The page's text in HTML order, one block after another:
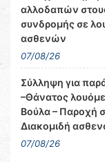
αλλοδαπών
συνδρομής σε
ασθενών
07/08/26
Σύλληψη για
–Θάνατος
Βούλα – Παροχή
Διακομιδή
07/08/26